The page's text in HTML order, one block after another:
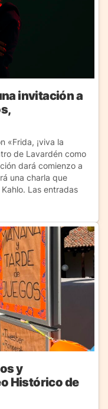
invitación a
«Frida, ¡viva la
de Lavardén como
dará comienzo a
una charla que
Las entradas
y
Histórico de